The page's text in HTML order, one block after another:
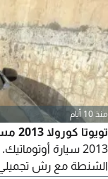
منذ 10 أيام
2013 سيارة